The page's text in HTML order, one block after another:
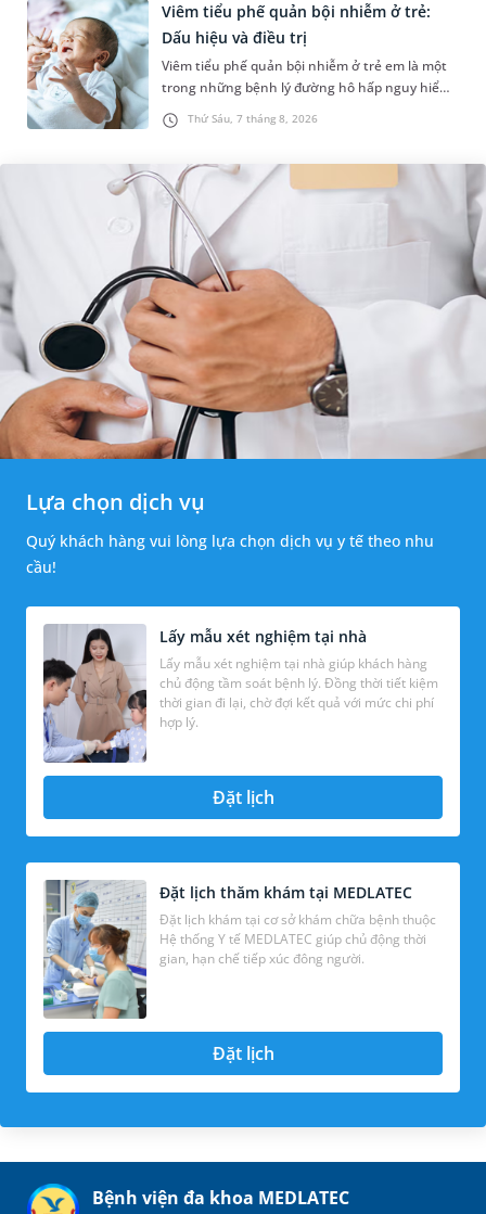
Thứ Sáu, 7 tháng 8, 2026
Viêm tiểu phế quản bội nhiễm ở trẻ:
Dấu hiệu và điều trị
Viêm tiểu phế quản bội nhiễm ở trẻ em là một
trong những bệnh lý đường hô hấp nguy hiểm,
thường bùng phát vào thời điểm giao mùa. Khi
những tổn thương ban đầ...
Lựa chọn dịch vụ
Quý khách hàng vui lòng lựa chọn dịch vụ y tế theo nhu
cầu!
Lấy mẫu xét nghiệm tại nhà
Lấy mẫu xét nghiệm tại nhà giúp khách hàng
chủ động tầm soát bệnh lý. Đồng thời tiết kiệm
thời gian đi lại, chờ đợi kết quả với mức chi phí
hợp lý.
Đặt lịch
Đặt lịch thăm khám tại MEDLATEC
Đặt lịch khám tại cơ sở khám chữa bệnh thuộc
Hệ thống Y tế MEDLATEC giúp chủ động thời
gian, hạn chế tiếp xúc đông người.
Đặt lịch
Bệnh viện đa khoa MEDLATEC